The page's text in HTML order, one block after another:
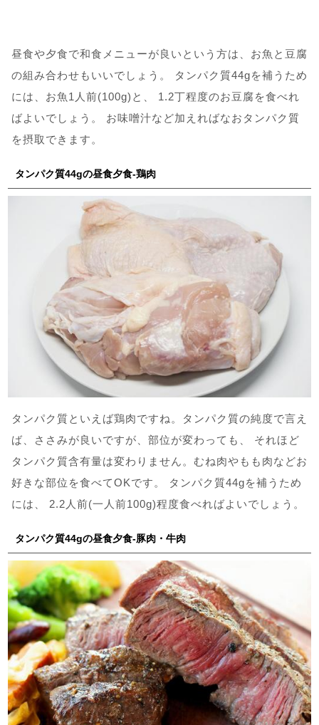
昼食や夕食で和食メニューが良いという方は、お魚と豆腐
の組み合わせもいいでしょう。 タンパク質44gを補うため
には、お魚1人前(100g)と、 1.2丁程度のお豆腐を食べれ
ばよいでしょう。 お味噌汁など加えればなおタンパク質
を摂取できます。
タンパク質44gの昼食夕食-鶏肉
タンパク質といえば鶏肉ですね。タンパク質の純度で言え
ば、ささみが良いですが、部位が変わっても、 それほど
タンパク質含有量は変わりません。むね肉やもも肉などお
好きな部位を食べてOKです。 タンパク質44gを補うため
には、 2.2人前(一人前100g)程度食べればよいでしょう。
タンパク質44gの昼食夕食-豚肉・牛肉